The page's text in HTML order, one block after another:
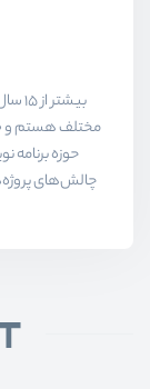
حوزه
چالش‌های